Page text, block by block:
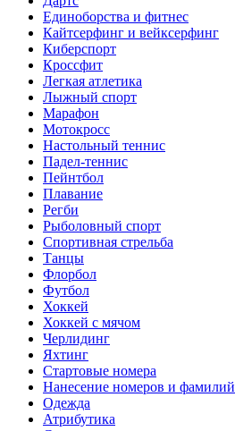
Единоборства и фитнес
Кайтсерфинг и вейксерфинг
Киберспорт
Кроссфит
Легкая атлетика
Лыжный спорт
Марафон
Мотокросс
Настольный теннис
Падел-теннис
Пейнтбол
Плавание
Регби
Рыболовный спорт
Спортивная стрельба
Танцы
Флорбол
Футбол
Хоккей
Хоккей с мячом
Черлидинг
Яхтинг
Стартовые номера
Нанесение номеров и фамилий
Одежда
Атрибутика